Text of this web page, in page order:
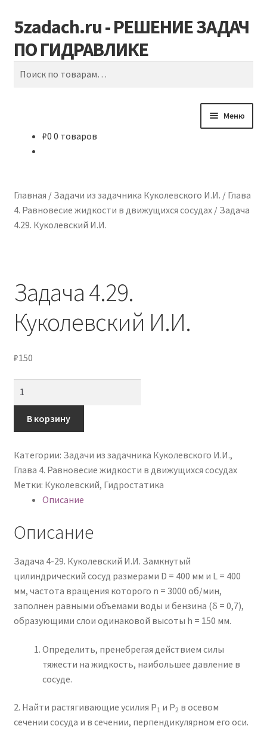
Перейти
к
навигации
Перейти
к
содержимому
5zadach.ru - РЕШЕНИЕ ЗАДАЧ
ПО ГИДРАВЛИКЕ
Поиск
Меню
Карта сайта
Оформление заказа
Политика конфиденциальности
₽0 0 товаров
Главная / Задачи из задачника Куколевского И.И. / Глава
4. Равновесие жидкости в движущихся сосудах/ Задача
4.29. Куколевский И.И.
Задача 4.29.
Куколевский И.И.
₽150
Задача
4.29.
И.И.
В корзину
Категории: Задачи из задачника Куколевского И.И.,
Глава 4. Равновесие жидкости в движущихся сосудах
Метки: Куколевский, Гидростатика
Описание
Описание
Задача 4-29. Куколевский И.И. Замкнутый
цилиндрический сосуд размерами D = 400 мм и L = 400
мм, частота вращения которого n = 3000 об/мин,
заполнен равными объемами воды и бензина (δ = 0,7),
образующими слои одинаковой высоты h = 150 мм.
Определить, пренебрегая действием силы
тяжести на жидкость, наибольшее давление в
сосуде.
2. Найти растягивающие усилия P1 и P2 в осевом
сечении сосуда и в сечении, перпендикулярном его оси.